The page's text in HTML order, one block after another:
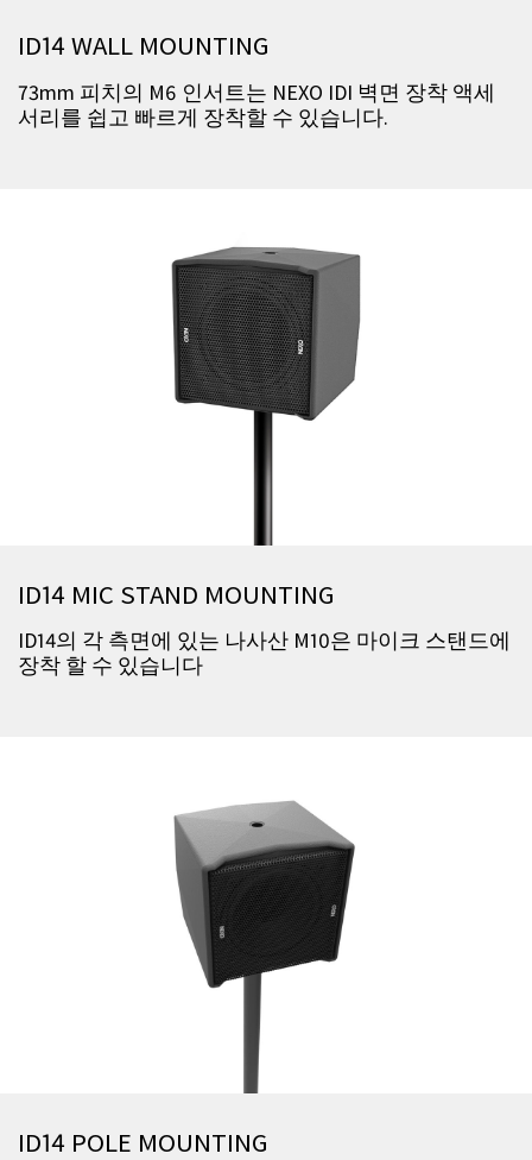
ID14 WALL MOUNTING
73mm 피치의 M6 인서트는 NEXO IDI 벽면 장착 액세
서리를 쉽고 빠르게 장착할 수 있습니다.
ID14 MIC STAND MOUNTING
ID14의 각 측면에 있는 나사산 M10은 마이크 스탠드에
장착 할 수 있습니다
ID14 POLE MOUNTING